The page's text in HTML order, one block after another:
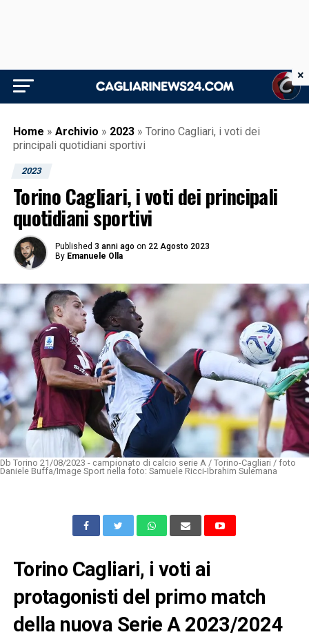
Home » Archivio » 2023 » Torino Cagliari, i voti dei
principali quotidiani sportivi
2023
Torino Cagliari, i voti dei principali
quotidiani sportivi
Published 3 anni ago on 22 Agosto 2023
By Emanuele Olla
Db Torino 21/08/2023 - campionato di calcio serie A / Torino-Cagliari / foto
Daniele Buffa/Image Sport nella foto: Samuele Ricci-Ibrahim Sulemana
Torino Cagliari, i voti ai
protagonisti del primo match
della nuova Serie A 2023/2024
×